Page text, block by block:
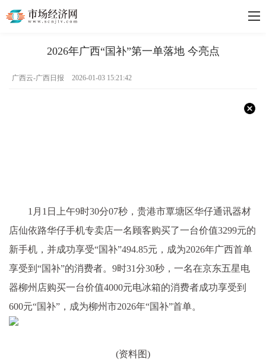
2026年广西“国补”第一单落地 今亮点
广西云-广西日报 2026-01-03 15:21:42
1月1日上午9时30分07秒，贵港市覃塘区华仔通讯器材
店仙依路华仔手机专卖店一名顾客购买了一台价值3299元的
新手机，并成功享受“国补”494.85元，成为2026年广西首单
享受到“国补”的消费者。9时31分30秒，一名在京东五星电
器柳州店购买一台价值4000元电冰箱的消费者成功享受到
600元“国补”，成为柳州市2026年“国补”首单。
(资料图)